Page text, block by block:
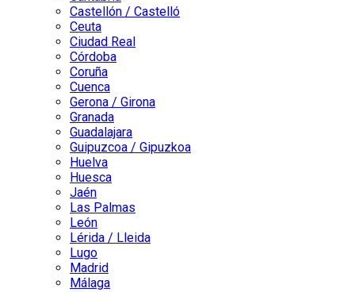
Castellón / Castelló
Ceuta
Ciudad Real
Córdoba
Coruña
Cuenca
Gerona / Girona
Granada
Guadalajara
Guipuzcoa / Gipuzkoa
Huelva
Huesca
Jaén
Las Palmas
León
Lérida / Lleida
Lugo
Madrid
Málaga